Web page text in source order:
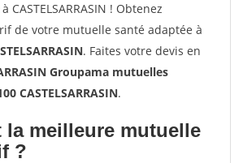
CASTELSARRASIN ! Obtenez
de votre mutuelle santé adaptée à
. Faites votre devis en
Groupama mutuelles
CASTELSARRASIN.
la meilleure mutuelle
?